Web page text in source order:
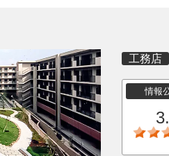
工務店
情報